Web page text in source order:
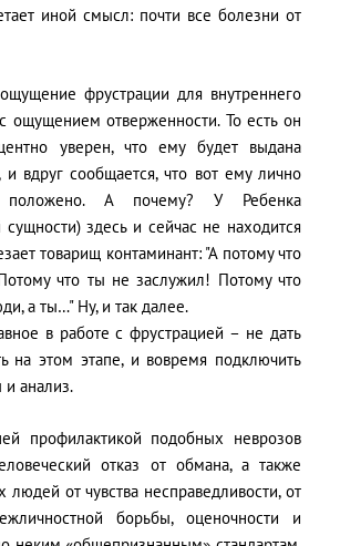
иной смысл: почти все болезни от
фрустрации для внутреннего
ощущением отверженности. То есть он
уверен, что ему будет выдана
и вдруг сообщается, что вот ему лично
положено. А почему? У Ребенка
здесь и сейчас не находится
товарищ контаминант: "А потому что
что ты не заслужил! Потому что
а ты…" Ну, и так далее.
в работе с фрустрацией – не дать
на этом этапе, и вовремя подключить
анализ.
профилактикой подобных неврозов
отказ от обмана, а также
людей от чувства несправедливости, от
борьбы, оценочности и